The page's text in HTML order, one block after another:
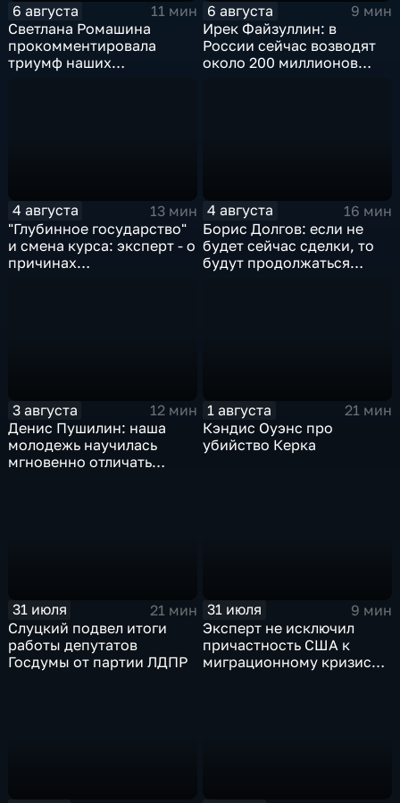
6 августа
11 мин
Светлана Ромашина
прокомментировала
триумф наших
6 августа
9 мин
Ирек Файзуллин: в
России сейчас возводят
около 200 миллионов
4 августа
13 мин
"Глубинное государство"
и смена курса: эксперт - о
причинах
4 августа
16 мин
Борис Долгов: если не
будет сейчас сделки, то
будут продолжаться
3 августа
12 мин
Денис Пушилин: наша
молодежь научилась
мгновенно отличать
1 августа
21 мин
Кэндис Оуэнс про
убийство Керка
31 июля
21 мин
Слуцкий подвел итоги
работы депутатов
Госдумы от партии ЛДПР
31 июля
9 мин
Эксперт не исключил
причастность США к
миграционному кризису в